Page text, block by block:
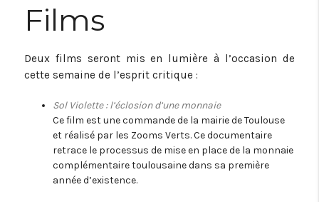
Films
Deux films seront mis en lumière à l’occasion de
cette semaine de l’esprit critique :
Sol Violette : l’éclosion d’une monnaie
Ce film est une commande de la mairie de Toulouse
et réalisé par les Zooms Verts. Ce documentaire
retrace le processus de mise en place de la monnaie
complémentaire toulousaine dans sa première
année d’existence.